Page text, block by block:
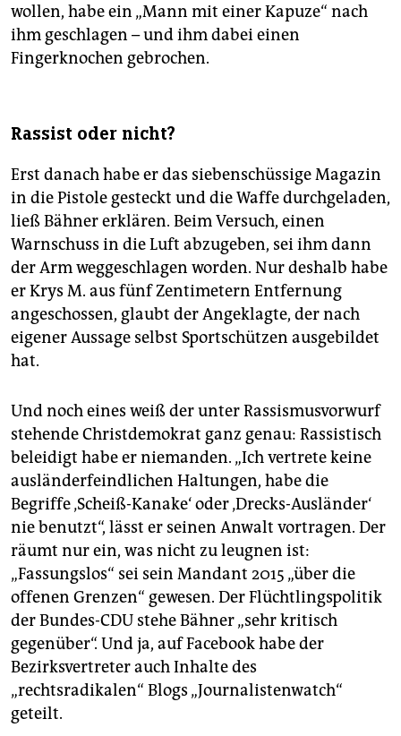
wollen, habe ein „Mann mit einer Kapuze“ nach
ihm geschlagen – und ihm dabei einen
Fingerknochen gebrochen.
Rassist oder nicht?
Erst danach habe er das siebenschüssige Magazin
in die Pistole gesteckt und die Waffe durchgeladen,
ließ Bähner erklären. Beim Versuch, einen
Warnschuss in die Luft abzugeben, sei ihm dann
der Arm weggeschlagen worden. Nur deshalb habe
er Krys M. aus fünf Zentimetern Entfernung
angeschossen, glaubt der Angeklagte, der nach
eigener Aussage selbst Sportschützen ausgebildet
hat.
Und noch eines weiß der unter Rassismusvorwurf
stehende Christdemokrat ganz genau: Rassistisch
beleidigt habe er niemanden. „Ich vertrete keine
ausländerfeindlichen Haltungen, habe die
Begriffe ‚Scheiß-Kanake‘ oder ‚Drecks-Ausländer‘
nie benutzt“, lässt er seinen Anwalt vortragen. Der
räumt nur ein, was nicht zu leugnen ist:
„Fassungslos“ sei sein Mandant 2015 „über die
offenen Grenzen“ gewesen. Der Flüchtlingspolitik
der Bundes-CDU stehe Bähner „sehr kritisch
gegenüber“. Und ja, auf Facebook habe der
Bezirksvertreter auch Inhalte des
„rechtsradikalen“ Blogs „Journalistenwatch“
geteilt.